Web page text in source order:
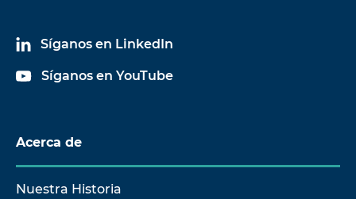
Síganos en LinkedIn
Síganos en YouTube
Acerca de
Nuestra Historia